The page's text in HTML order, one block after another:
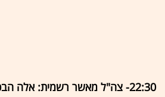
22:30- צה"ל מאשר רשמית: אלה